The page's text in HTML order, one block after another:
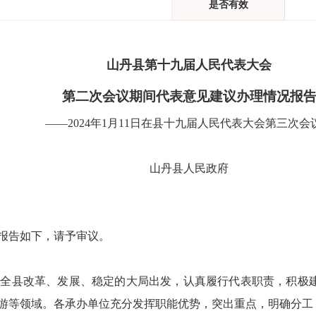
是否有效
山丹县第十九届人民代表大会
第二次会议期间代表意见建议办理情况报告
——2024年1月11日在县十九届人民代表大会第三次会
山丹县人民政府
如下，请予审议。
县改革、发展、稳定的大局出发，认真履行代表职责，积极
领域。各承办单位充分发挥职能优势，突出重点，明确分